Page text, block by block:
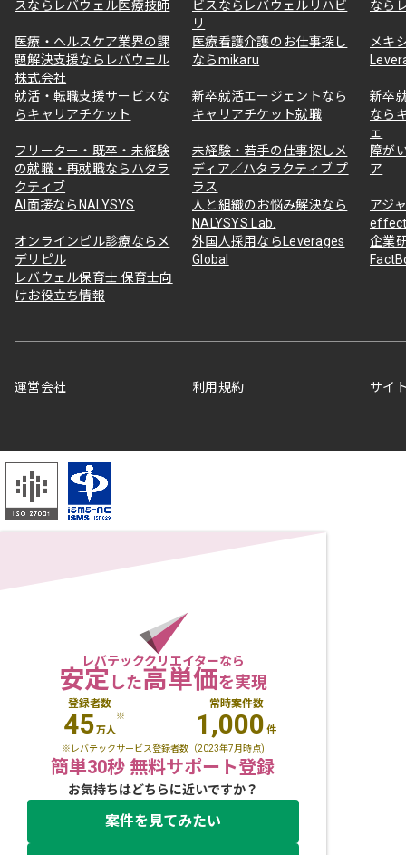
スならレバウェル医療技師
ビスならレバウェルリハビ
リ
なら
医療・ヘルスケア業界の課
題解決支援ならレバウェル
株式会社
医療看護介護のお仕事探し
ならmikaru
メキ
就活・転職支援サービスな
らキャリアチケット
新卒就活エージェントなら
キャリアチケット就職
新卒
なら
ェ
フリーター・既卒・未経験
の就職・再就職ならハタラ
クティブ
未経験・若手の仕事探しメ
ディア／ハタラクティブ プ
ラス
障が
ア
AI面接ならNALYSYS
人と組織のお悩み解決なら
NALYSYS Lab.
アジ
オンラインピル診療ならメ
デリピル
外国人採用ならLeverages
Global
企業
レバウェル保育士 保育士向
けお役立ち情報
運営会社 利用規約 サイ
レバテッククリエイターなら
安定した高単価を実現
登録者数
45万人
※
常時案件数
1,000 件
※レバテックサービス登録者数（2023年7月時点)
簡単30秒 無料サポート登録
お気持ちはどちらに近いですか？
案件を見てみたい